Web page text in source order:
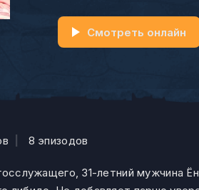
Смотреть онлайн
8 эпизодов
31-летний мужчина